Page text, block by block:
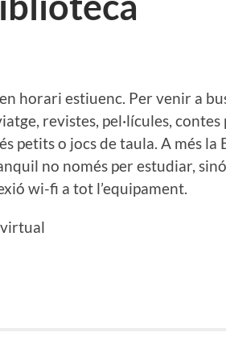
horari estiuenc. Per venir a
revistes, pel·lícules, contes
petits o jocs de taula. A més la
no només per estudiar,
wi-fi a tot l’equipament.